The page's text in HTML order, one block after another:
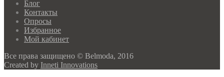
Блог
Контакты
Опросы
Избранное
Мой кабинет
Все права защищено © Belmoda, 2016
Created by Inneti Innovations